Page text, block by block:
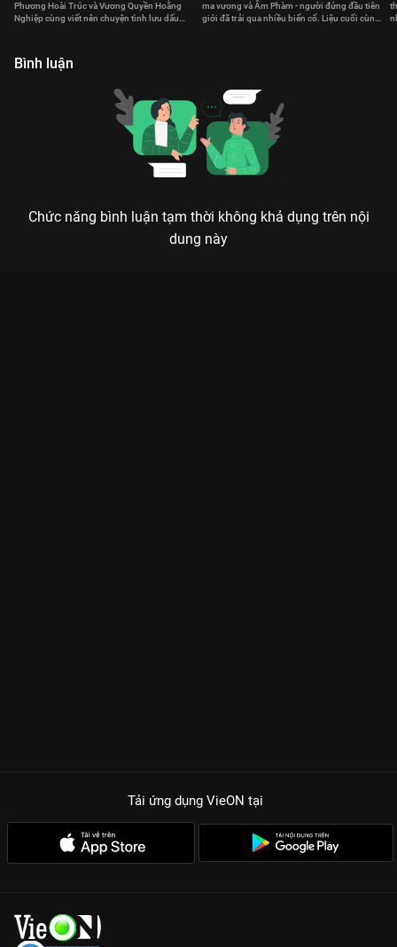
Phương Hoài Trúc và Vương Quyền Hoằng
Nghiệp cùng viết nên chuyện tình lưu dấu
ma vương và Âm Phàm - người đứng đầu tiên
giới đã trải qua nhiều biến cố. Liệu cuối cùng,
Bình luận
Chức năng bình luận tạm thời không khả dụng trên nội
dung này
Tải ứng dụng VieON tại